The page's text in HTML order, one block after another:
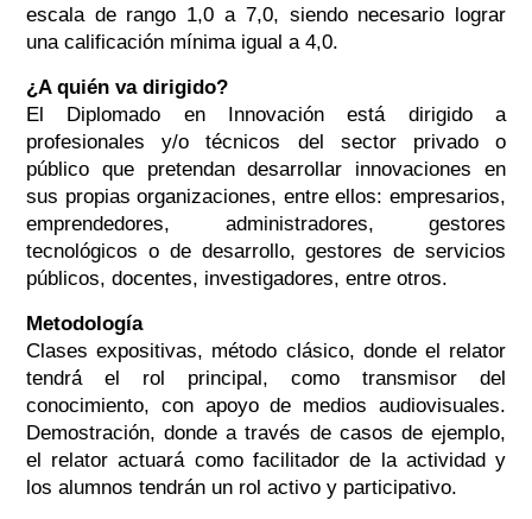
escala de rango 1,0 a 7,0, siendo necesario lograr
una calificación mínima igual a 4,0.
¿A quién va dirigido?
El Diplomado en Innovación está dirigido a
profesionales y/o técnicos del sector privado o
público que pretendan desarrollar innovaciones en
sus propias organizaciones, entre ellos: empresarios,
emprendedores, administradores, gestores
tecnológicos o de desarrollo, gestores de servicios
públicos, docentes, investigadores, entre otros.
Metodología
Clases expositivas, método clásico, donde el relator
tendrá́ el rol principal, como transmisor del
conocimiento, con apoyo de medios audiovisuales.
Demostración, donde a través de casos de ejemplo,
el relator actuará como facilitador de la actividad y
los alumnos tendrán un rol activo y participativo.